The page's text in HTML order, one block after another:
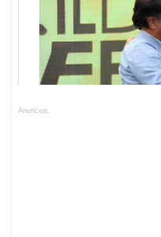
Anuncios.